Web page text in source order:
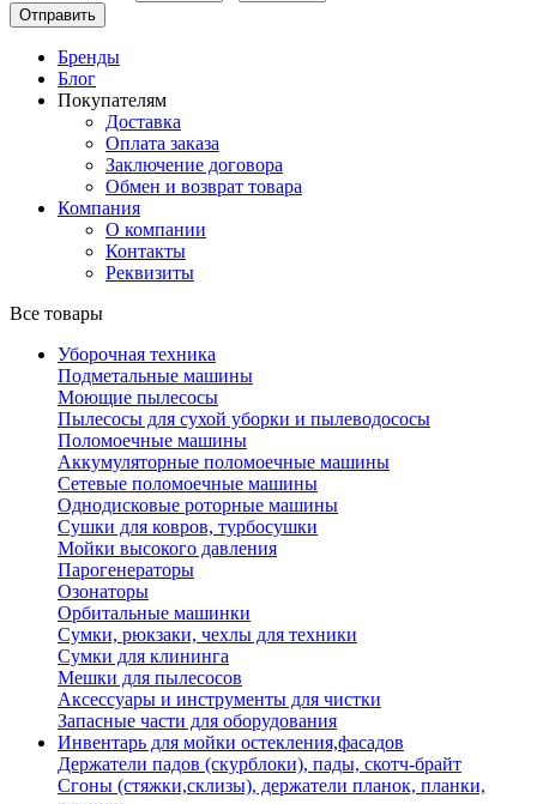
Отправить
Бренды
Блог
Покупателям
Доставка
Оплата заказа
Заключение договора
Обмен и возврат товара
Компания
О компании
Контакты
Реквизиты
Все товары
Уборочная техника
Подметальные машины
Моющие пылесосы
Пылесосы для сухой уборки и пылеводососы
Поломоечные машины
Аккумуляторные поломоечные машины
Сетевые поломоечные машины
Однодисковые роторные машины
Сушки для ковров, турбосушки
Мойки высокого давления
Парогенераторы
Озонаторы
Орбитальные машинки
Сумки, рюкзаки, чехлы для техники
Сумки для клининга
Мешки для пылесосов
Аксессуары и инструменты для чистки
Запасные части для оборудования
Инвентарь для мойки остекления,фасадов
Держатели падов (скурблоки), пады, скотч-брайт
Сгоны (стяжки,склизы), держатели планок, планки,